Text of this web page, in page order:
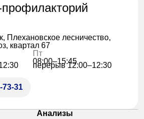
Плехановское лесничество,
квартал 67
Пт
08:00–15:45
перерыв 12:00–12:30
73-31
Анализы